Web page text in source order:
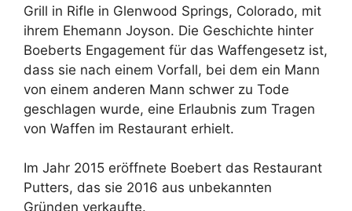
Grill in Rifle in Glenwood Springs, Colorado, mit
ihrem Ehemann Joyson. Die Geschichte hinter
Boeberts Engagement für das Waffengesetz ist,
dass sie nach einem Vorfall, bei dem ein Mann
von einem anderen Mann schwer zu Tode
geschlagen wurde, eine Erlaubnis zum Tragen
von Waffen im Restaurant erhielt.
Im Jahr 2015 eröffnete Boebert das Restaurant
Putters, das sie 2016 aus unbekannten
Gründen verkaufte.